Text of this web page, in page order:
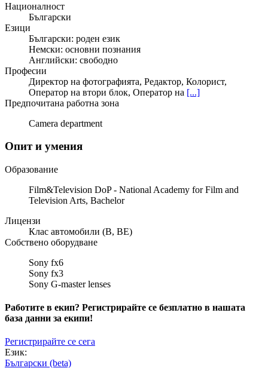
Националност
Български
Езици
Български: роден език
Немски: основни познания
Английски: свободно
Професии
Директор на фотографията, Редактор, Колорист,
Оператор на втори блок, Оператор на [...]
Предпочитана работна зона
Camera department
Опит и умения
Образование
Film&Television DoP - National Academy for Film and
Television Arts, Bachelor
Лицензи
Клас автомобили (B, BE)
Собствено оборудване
Sony fx6
Sony fx3
Sony G-master lenses
Работите в екип? Регистрирайте се безплатно в нашата
база данни за екипи!
Регистрирайте се сега
Език:
Български (beta)